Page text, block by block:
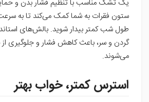
یک تشک مناسب با تنظیم فشار بدن و
ستون فقرات به شما کمک می‌کند تا به
طول شب کمتر بیدار شوید. بالش‌های
گردن و سر، باعث کاهش فشار و جلوگیری از
می‌شوند.
استرس کمتر، خواب بهتر